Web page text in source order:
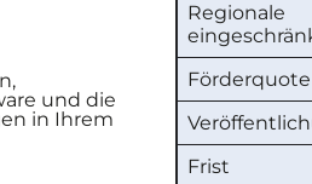
und die
in Ihrem
Regionale
Förderquote
Frist